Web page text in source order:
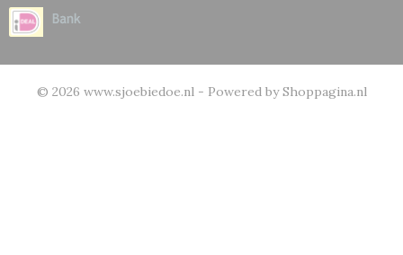
© 2026 www.sjoebiedoe.nl - Powered by Shoppagina.nl